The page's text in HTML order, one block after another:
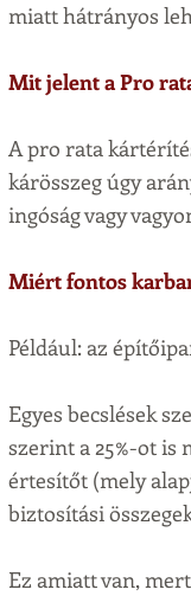
miatt hátrányos
Mit jelent a Pro
A pro rata
kárösszeg úgy
ingóság vagy
Miért fontos
Például: az
Egyes becslések
szerint a 25%-ot is
értesítőt (mely
biztosítási
Ez amiatt van,